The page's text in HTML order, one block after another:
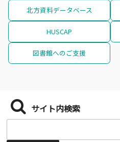
北方資料データベース
HUSCAP
図書館へのご支援
サイト内検索